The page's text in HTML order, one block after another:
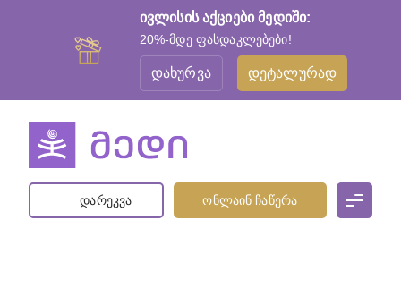
ივლისის აქციები მედიში:
20%-მდე ფასდაკლებები!
დახურვა დეტალურად
დარეკვა ონლაინ ჩაწერა